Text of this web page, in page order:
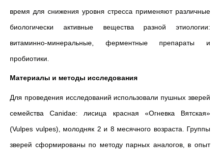
время для снижения уровня стресса применяют различные
биологически активные вещества разной этиологии:
витаминно-минеральные, ферментные препараты и
пробиотики.
Материалы и методы исследования
Для проведения исследований использовали пушных зверей
семейства Canidae: лисица красная «Огневка Вятская»
(Vulpes vulpes), молодняк 2 и 8 месячного возраста. Группы
зверей сформированы по методу парных аналогов, в опыт